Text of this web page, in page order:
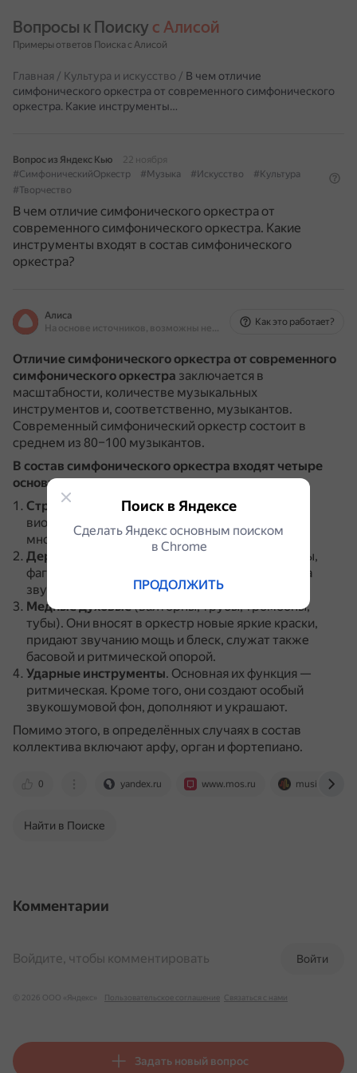
Вопросы к Поиску с Алисой
Примеры ответов Поиска с Алисой
Главная / Культура и искусство / В чем отличие
симфонического оркестра от современного симфонического
оркестра. Какие инструменты…
Вопрос из Яндекс Кью
22 ноября
#СимфоническийОркестр
#Музыка #Искусство
#Культура
#Творчество
В чем отличие симфонического оркестра от
современного симфонического оркестра. Какие
инструменты входят в состав симфонического
оркестра?
Алиса
На основе источников, возможны неточности
Как это работает?
Отличие симфонического оркестра от современного
симфонического оркестра заключается в
масштабности, количестве музыкальных
инструментов и, соответственно, музыкантов.
Современный симфонический оркестр состоит в
среднем из 80–100 музыкантов.
В состав симфонического оркестра входят четыре
основные группы инструментов:
Струнно-смычковая группа(скрипки, альты,
виолончели, контрабасы).
многочисленная группа.
Деревянные духовые (флейты, гобои, кларнеты,
фаготы).
У духовых инструментов большая сила
звука и яркие тембры.
Медные духовые(валторны, трубы, тромбоны,
тубы). Они вносят в оркестр новые яркие краски,
придают звучанию мощь и блеск, служат также
басовой и ритмической опорой.
Ударные инструменты. Основная их функция —
ритмическая. Кроме того, они создают особый
звукошумовой фон, дополняют и украшают.
Помимо этого, в определённых случаях в состав
коллектива включают арфу, орган и фортепиано.
0 yandex.ru www.mos.ru music-
Найти в Поиске
Комментарии
Войти
Войдите, чтобы комментировать
© 2026 ООО «Яндекс» Пользовательское соглашение Связаться с нами
Задать новый вопрос
Поиск в Яндексе
Сделать Яндекс основным поиском
в Сhrome
ПРОДОЛЖИТЬ